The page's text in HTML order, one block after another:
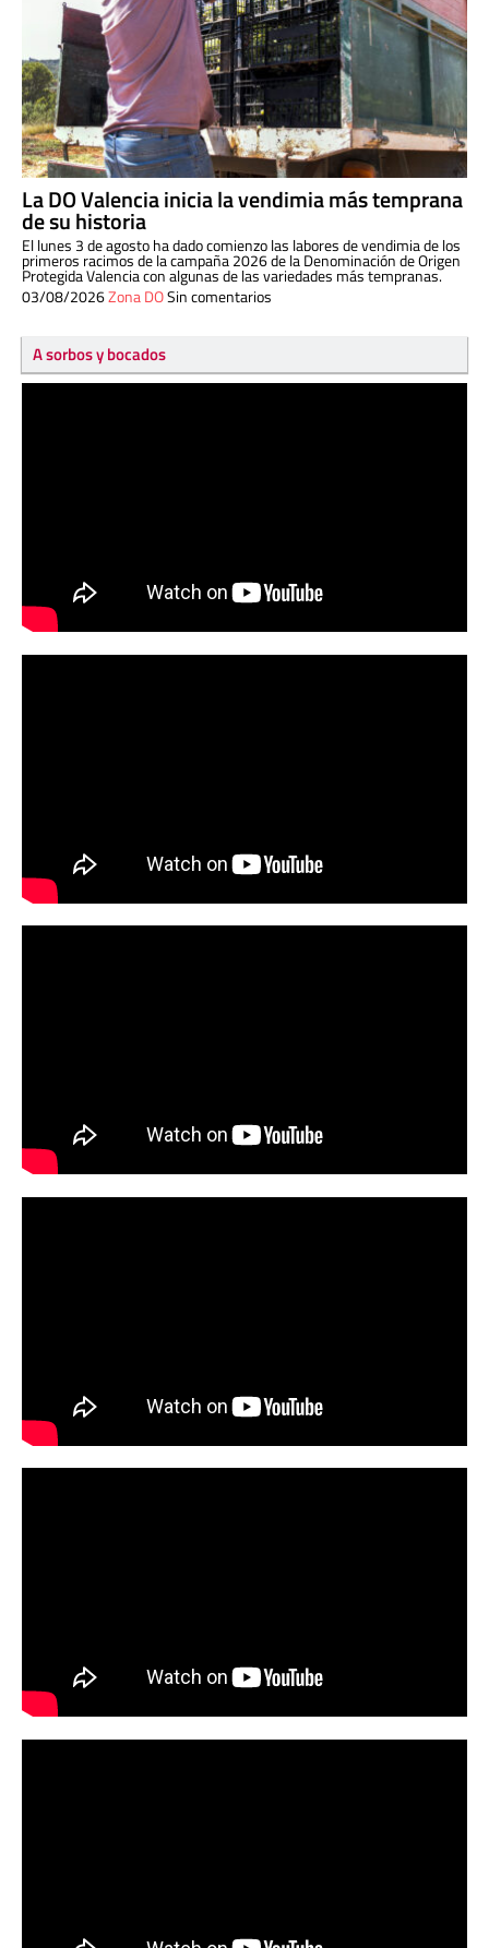
La DO Valencia inicia la vendimia más temprana
de su historia
El lunes 3 de agosto ha dado comienzo las labores de vendimia de los
primeros racimos de la campaña 2026 de la Denominación de Origen
Protegida Valencia con algunas de las variedades más tempranas.
03/08/2026Zona DOSin comentarios
A sorbos y bocados